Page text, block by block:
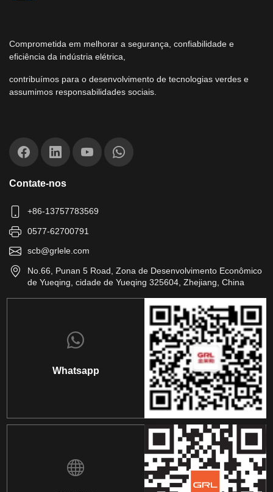
Comprometida em melhorar a segurança, confiabilidade e
eficiência da indústria elétrica,
contribuímos para o desenvolvimento de tecnologias verdes e
assumimos responsabilidades sociais.
Contate-nos
+86-13757783569
0577-62700791
scb@grlele.com
No.66, Punan 5 Road, Zona de Desenvolvimento Econômico
de Yueqing, cidade de Yueqing 325604, Zhejiang, China
Whatsapp